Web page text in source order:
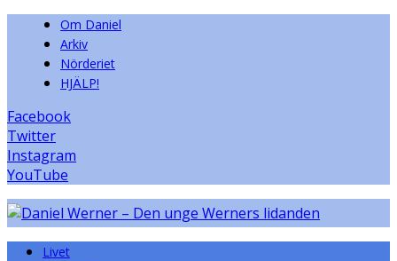
Om Daniel
Arkiv
Nörderiet
HJÄLP!
Facebook
Twitter
Instagram
YouTube
Livet